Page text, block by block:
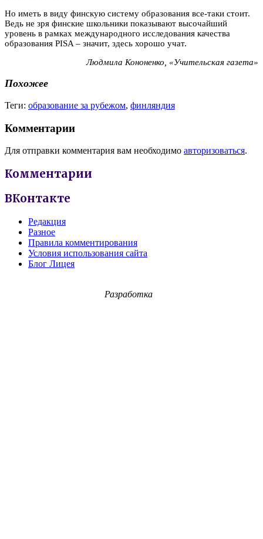
Но иметь в виду финскую систему образования все-таки стоит.
Ведь не зря финские школьники показывают высочайший
уровень в рамках международного исследования качества
образования PISA – значит, здесь хорошо учат.
Людмила Кононенко, «Учительская газета»
Похожее
Теги: образование за рубежом, финляндия
Комментарии
Для отправки комментария вам необходимо авторизоваться.
Комментарии
ВКонтакте
Редакция
Разное
Правила комментирования
Условия использования сайта
Блог Лицея
Разработка